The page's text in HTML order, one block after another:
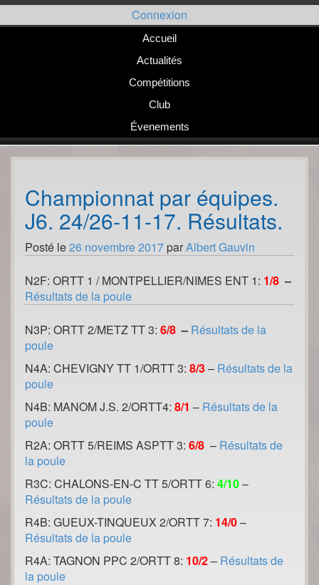
Passer
au
Connexion
Accueil
Actualités
Compétitions
Club
Évenements
Championnat par équipes.
J6. 24/26-11-17. Résultats.
Posté le26 novembre 2017 parAlbert Gauvin
N2F: ORTT 1 / MONTPELLIER/NIMES ENT 1: 1/8 –
Résultats de la poule
N3P: ORTT 2/METZ TT 3: 6/8 – Résultats de la
poule
N4A: CHEVIGNY TT 1/ORTT 3: 8/3– Résultats de la
poule
N4B: MANOM J.S. 2/ORTT4: 8/1 – Résultats de la
poule
R2A: ORTT 5/REIMS ASPTT 3: 6/8 – Résultats de
la poule
R3C: CHALONS-EN-C TT 5/ORTT 6: 4/10–
Résultats de la poule
R4B: GUEUX-TINQUEUX 2/ORTT 7: 14/0–
Résultats de la poule
R4A: TAGNON PPC 2/ORTT 8: 10/2– Résultats de
la poule